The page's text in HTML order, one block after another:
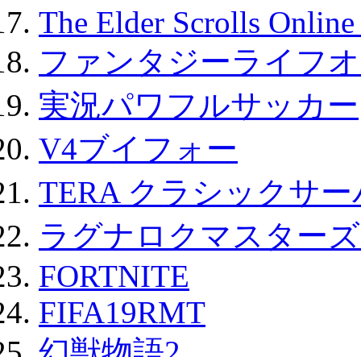
The Elder Scrolls
ファンタジーライフ
実況パワフルサッカー
V4ブイフォー
TERA クラシックサ
ラグナロクマスター
FORTNITE
FIFA19RMT